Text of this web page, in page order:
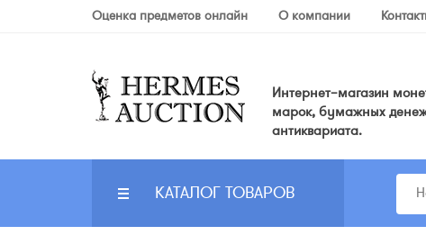
Оценка предметов онлайн О компании
Интернет–магазин
марок, бумажных
антиквариата.
КАТАЛОГ ТОВАРОВ